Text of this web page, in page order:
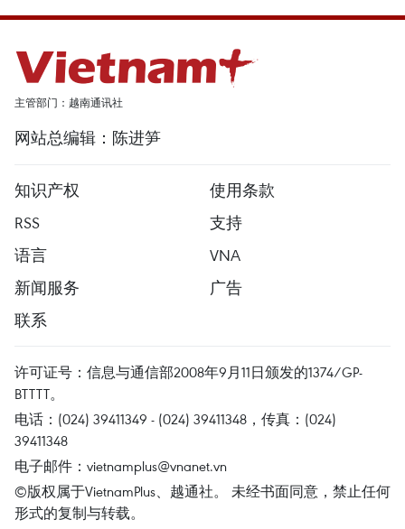
主管部门：越南通讯社
网站总编辑：陈进笋
知识产权
使用条款
RSS
支持
语言
VNA
新闻服务
广告
联系
许可证号：信息与通信部2008年9月11日颁发的1374/GP-
BTTTT。
电话：(024) 39411349 - (024) 39411348，传真：(024)
39411348
电子邮件： vietnamplus@vnanet.vn
©版权属于VietnamPlus、越通社。 未经书面同意，禁止任何
形式的复制与转载。